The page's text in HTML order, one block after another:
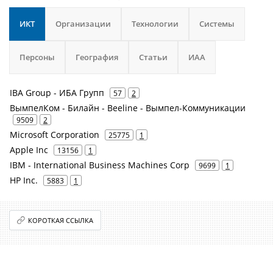
ИКТ Организации Технологии Системы
Персоны География Статьи ИАА
IBA Group - ИБА Групп 57 2
ВымпелКом - Билайн - Beeline - Вымпел-Коммуникации
9509 2
Microsoft Corporation 25775 1
Apple Inc 13156 1
IBM - International Business Machines Corp 9699 1
HP Inc. 5883 1
КОРОТКАЯ ССЫЛКА